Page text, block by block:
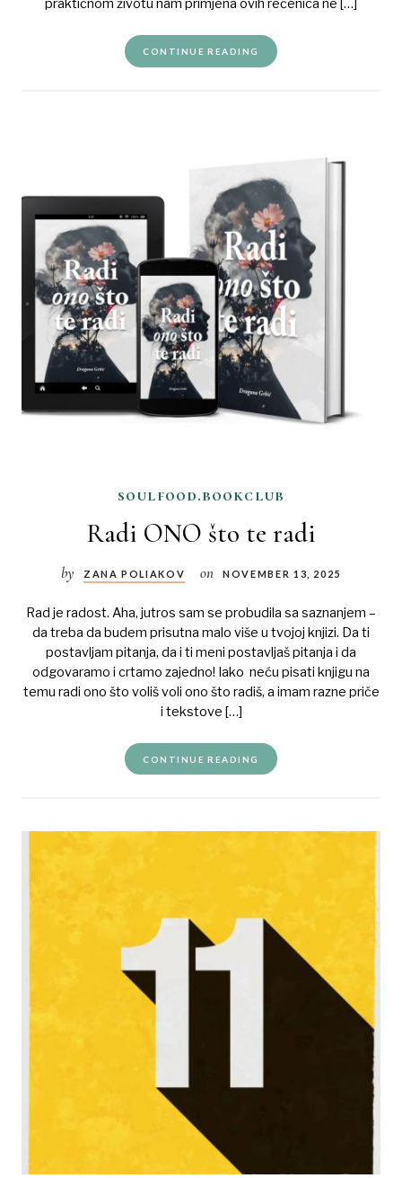
praktičnom životu nam primjena ovih rečenica ne […]
CONTINUE READING
soulfood.bookclub
Radi ONO što te radi
by ZANA POLIAKOV on NOVEMBER 13, 2025
Rad je radost. Aha, jutros sam se probudila sa saznanjem –
da treba da budem prisutna malo više u tvojoj knjizi. Da ti
postavljam pitanja, da i ti meni postavljaš pitanja i da
odgovaramo i crtamo zajedno! Iako neću pisati knjigu na
temu radi ono što voliš voli ono što radiš, a imam razne priče
i tekstove […]
CONTINUE READING